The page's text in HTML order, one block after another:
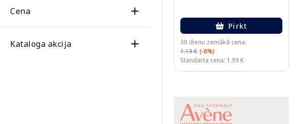
Cena
Kataloga akcija
Pirkt
30 dienu zemākā cena:
1.19 € (-8%)
Standarta cena: 1.99 €